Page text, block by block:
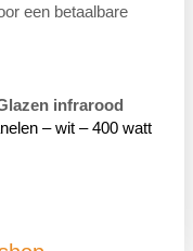
een betaalbare
infrarood
– wit – 400 watt